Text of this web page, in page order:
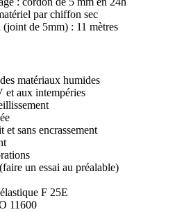
par chiffon sec
de 5mm) : 11 mètres
matériaux humides
et aux intempéries
et sans encrassement
un essai au préalable)
F 25E
11600